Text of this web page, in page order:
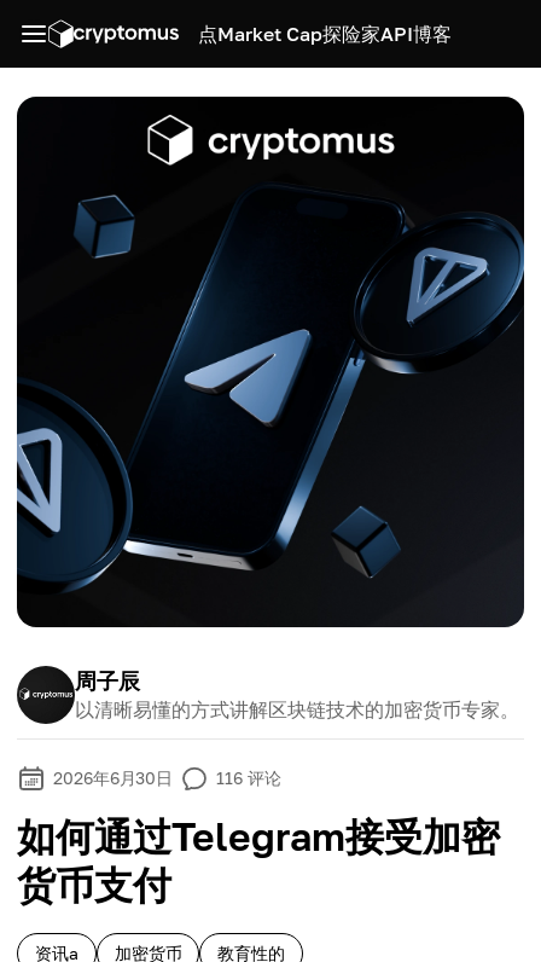
点Market Cap探险家API博客
周子辰
以清晰易懂的方式讲解区块链技术的加密货币专家。
2026年6月30日 116 评论
如何通过Telegram接受加密
货币支付
资讯a 加密货币 教育性的